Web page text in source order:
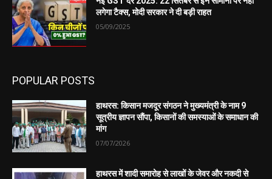
लगेगा टैक्स, मोदी सरकार ने दी बड़ी राहत
05/09/2025
POPULAR POSTS
हाथरस: किसान मजदूर संगठन ने मुख्यमंत्री के नाम 9
सूत्रीय ज्ञापन सौंपा, किसानों की समस्याओं के समाधान की
मांग
07/07/2026
हाथरस में शादी समारोह से लाखों के जेवर और नकदी से